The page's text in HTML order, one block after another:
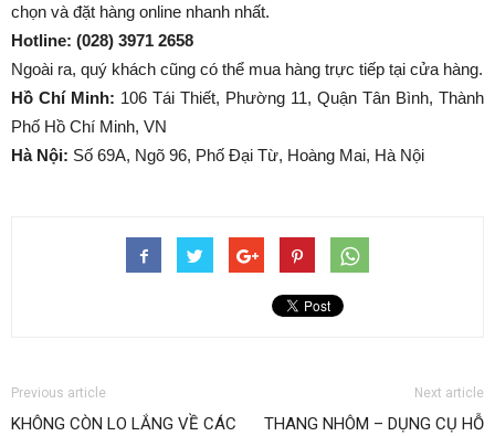
chọn và đặt hàng online nhanh nhất.
Hotline: (028) 3971 2658
Ngoài ra, quý khách cũng có thể mua hàng trực tiếp tại cửa hàng.
Hồ Chí Minh: 106 Tái Thiết, Phường 11, Quận Tân Bình, Thành
Phố Hồ Chí Minh, VN
Hà Nội: Số 69A, Ngõ 96, Phố Đại Từ, Hoàng Mai, Hà Nội
Previous article
KHÔNG CÒN LO LẮNG VỀ CÁC
Next article
THANG NHÔM – DỤNG CỤ HỖ